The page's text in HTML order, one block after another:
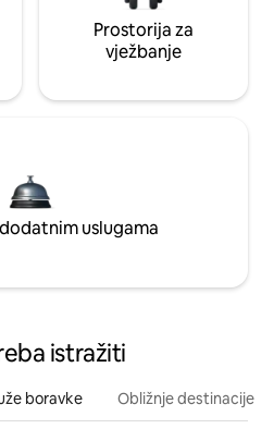
Prostorija za
vježbanje
uslugama
istražiti
boravke Obližnje destinacije